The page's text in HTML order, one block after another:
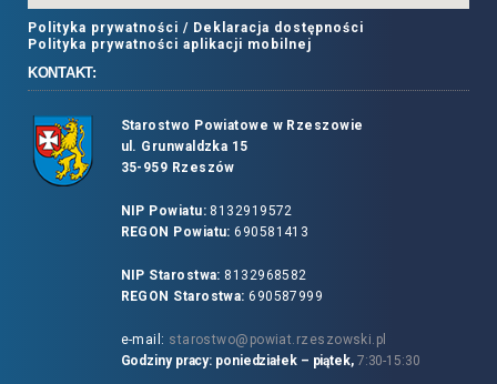
Polityka prywatności / Deklaracja dostępności
Polityka prywatności aplikacji mobilnej
KONTAKT:
Starostwo Powiatowe w Rzeszowie
ul. Grunwaldzka 15
35-959 Rzeszów
NIP Powiatu:8132919572
REGON Powiatu: 690581413
NIP Starostwa: 8132968582
REGON Starostwa: 690587999
e-mail: starostwo@powiat.rzeszowski.pl
Godziny pracy: poniedziałek – piątek, 7:30-15:30